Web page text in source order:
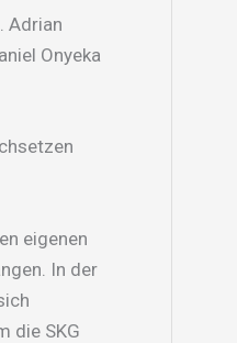
Adrian
Onyeka
eigenen
In der
die SKG